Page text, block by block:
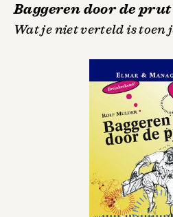
Baggeren door de
Wat je niet verteld is toen